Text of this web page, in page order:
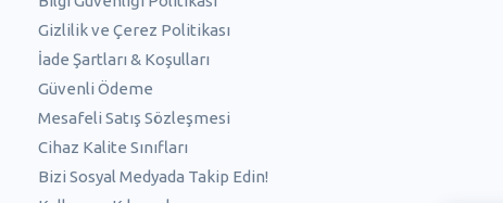
Gizlilik ve Çerez Politikası
İade Şartları & Koşulları
Güvenli Ödeme
Mesafeli Satış Sözleşmesi
Cihaz Kalite Sınıfları
Bizi Sosyal Medyada Takip Edin!